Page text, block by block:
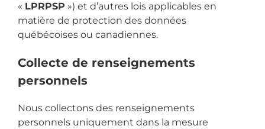
« LPRPSP ») et d’autres lois applicables en
matière de protection des données
québécoises ou canadiennes.
Collecte de renseignements
personnels
Nous collectons des renseignements
personnels uniquement dans la mesure